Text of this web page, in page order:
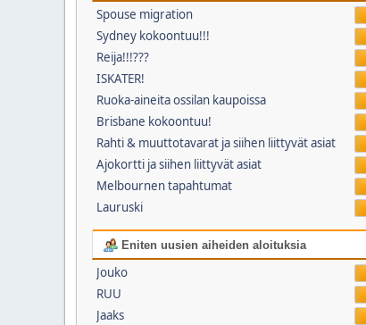
Spouse migration
Sydney kokoontuu!!!
Reija!!!???
ISKATER!
Ruoka-aineita ossilan kaupoissa
Brisbane kokoontuu!
Rahti & muuttotavarat ja siihen liittyvät asiat
Ajokortti ja siihen liittyvät asiat
Melbournen tapahtumat
Lauruski
Eniten uusien aiheiden aloituksia
Jouko
RUU
Jaaks